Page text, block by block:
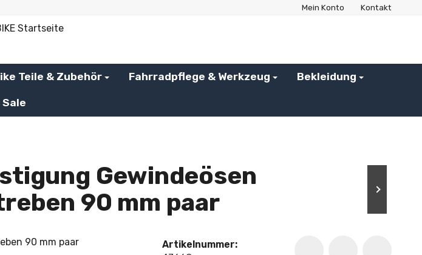
Mein Konto Kontakt
Teile & Zubehör Fahrradpflege & Werkzeug Bekleidung
Sale
Gewindeösen
90 mm paar
Artikelnummer: